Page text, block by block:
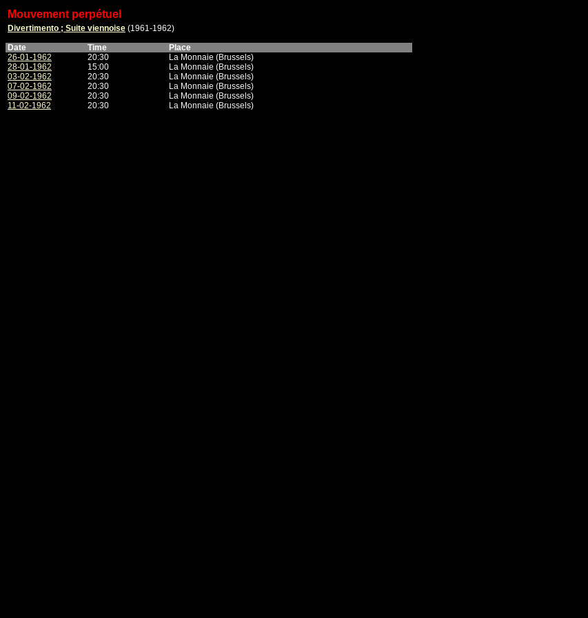
Mouvement perpétuel
Divertimento ; Suite viennoise (1961-1962)
Date
Time
Place
26-01-1962
20:30
La Monnaie (Brussels)
28-01-1962
15:00
La Monnaie (Brussels)
03-02-1962
20:30
La Monnaie (Brussels)
07-02-1962
20:30
La Monnaie (Brussels)
09-02-1962
20:30
La Monnaie (Brussels)
11-02-1962
20:30 La Monnaie (Brussels)